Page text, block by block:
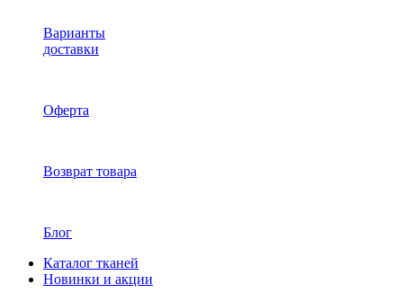
Варианты
доставки
Оферта
Возврат товара
Блог
Каталог тканей
Новинки и акции